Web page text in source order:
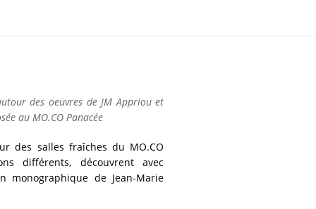
des oeuvres de JM Appriou et
au MO.CO Panacée
des salles fraîches du MO.CO
différents, découvrent avec
monographique de Jean-Marie